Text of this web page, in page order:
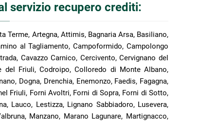
servizio recupero crediti:
Terme, Artegna, Attimis, Bagnaria Arsa, Basiliano,
al Tagliamento, Campoformido, Campolongo
Cavazzo Carnico, Cercivento, Cervignano del
del Friuli, Codroipo, Colloredo di Monte Albano,
Dogna, Drenchia, Enemonzo, Faedis, Fagagna,
Friuli, Forni Avoltri, Forni di Sopra, Forni di Sotto,
Lauco, Lestizza, Lignano Sabbiadoro, Lusevera,
Manzano, Marano Lagunare, Martignacco,